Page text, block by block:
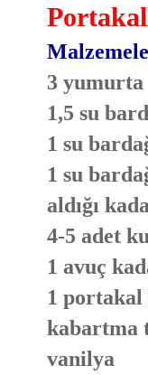
3 yumurta
1,5 su
1 su
1 su
aldığı
4-5 adet
1 avuç
1 portakal
kabartma
vanilya